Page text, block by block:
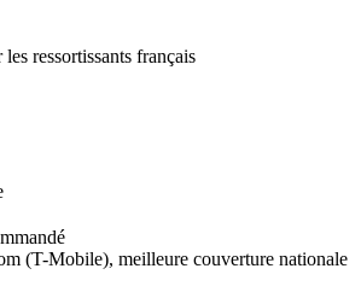
ressortissants français
(T-Mobile), meilleure couverture nationale